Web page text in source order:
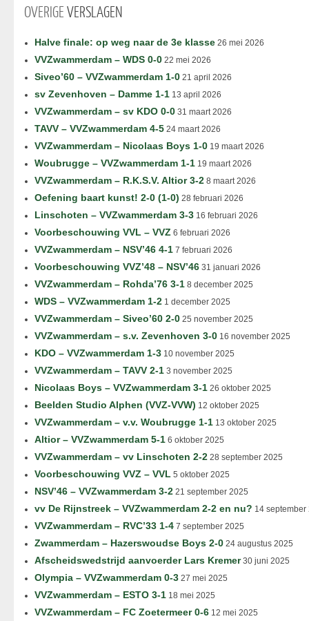
OVERIGEVERSLAGEN
Halve finale: op weg naar de 3e klasse 26 mei 2026
VVZwammerdam – WDS 0-0 22 mei 2026
Siveo’60 – VVZwammerdam 1-0 21 april 2026
sv Zevenhoven – Damme 1-1 13 april 2026
VVZwammerdam – sv KDO 0-0 31 maart 2026
TAVV – VVZwammerdam 4-5 24 maart 2026
VVZwammerdam – Nicolaas Boys 1-0 19 maart 2026
Woubrugge – VVZwammerdam 1-1 19 maart 2026
VVZwammerdam – R.K.S.V. Altior 3-2 8 maart 2026
Oefening baart kunst! 2-0 (1-0) 28 februari 2026
Linschoten – VVZwammerdam 3-3 16 februari 2026
Voorbeschouwing VVL – VVZ 6 februari 2026
VVZwammerdam – NSV’46 4-1 7 februari 2026
Voorbeschouwing VVZ’48 – NSV’46 31 januari 2026
VVZwammerdam – Rohda’76 3-1 8 december 2025
WDS – VVZwammerdam 1-2 1 december 2025
VVZwammerdam – Siveo’60 2-0 25 november 2025
VVZwammerdam – s.v. Zevenhoven 3-0 16 november 2025
KDO – VVZwammerdam 1-3 10 november 2025
VVZwammerdam – TAVV 2-1 3 november 2025
Nicolaas Boys – VVZwammerdam 3-1 26 oktober 2025
Beelden Studio Alphen (VVZ-VVW) 12 oktober 2025
VVZwammerdam – v.v. Woubrugge 1-1 13 oktober 2025
Altior – VVZwammerdam 5-1 6 oktober 2025
VVZwammerdam – vv Linschoten 2-2 28 september 2025
Voorbeschouwing VVZ – VVL 5 oktober 2025
NSV’46 – VVZwammerdam 3-2 21 september 2025
vv De Rijnstreek – VVZwammerdam 2-2 en nu? 14 september
VVZwammerdam – RVC’33 1-4 7 september 2025
Zwammerdam – Hazerswoudse Boys 2-0 24 augustus 2025
Afscheidswedstrijd aanvoerder Lars Kremer30 juni 2025
Olympia – VVZwammerdam 0-3 27 mei 2025
VVZwammerdam – ESTO 3-1 18 mei 2025
VVZwammerdam – FC Zoetermeer 0-6 12 mei 2025